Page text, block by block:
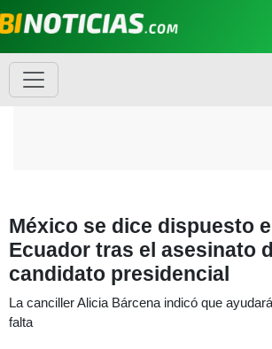
México se dice dispuesto
Ecuador tras el asesinato
candidato presidencial
La canciller Alicia Bárcena indicó que
falta